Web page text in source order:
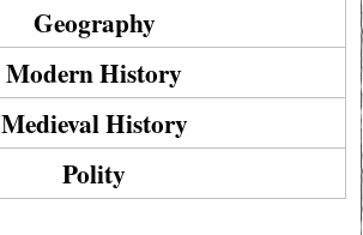
Geography
Modern History
Medieval History
Polity